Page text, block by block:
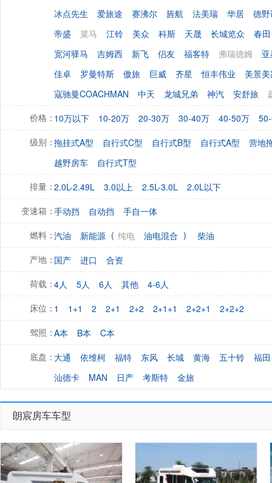
冰点先生
爱旅途 赛沸尔 旌航 法美瑞 华居
德
帝盛
菜马 江铃 美众 科斯 天晟 长城览众
春田
宽河驿马
吉姆西 新飞 侣友 福客特 弗瑞德姆
佳卓
罗曼特斯 傲旅 巨威 齐星 恒丰伟业
美景
寇驰曼COACHMAN
中天 龙城兄弟 神汽 安舒旅
价格：10万以下 10-20万 20-30万 30-40万 40-50万
级别：拖挂式A型 自行式C型 自行式B型 自行式A型
营地
越野房车
自行式T型
排量：2.0L-2.49L 3.0以上 2.5L-3.0L 2.0L以下
变速箱：手动挡 自动挡 手自一体
燃料：汽油 新能源 ( 纯电 油电混合 ) 柴油
产地：国产 进口 合资
荷载：4人 5人 6人 其他 4-6人
床位：1 1+1 2 2+1 2+2 2+1+1 2+2+1 2+2+2
驾照：A本 B本 C本
底盘：大通 依维柯 福特 东风 长城 黄海 五十铃
福田
汕德卡
MAN 日产 考斯特 金旅
朗宸房车车型